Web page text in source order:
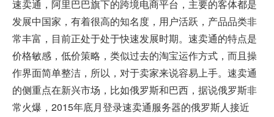
速卖通，阿里巴巴旗下的跨境电商平台，主要的客体都是
发展中国家，有着很高的知名度，用户活跃，产品品类非
常丰富，目前正处于处于快速发展时期。速卖通的特点是
价格敏感，低价策略，类似过去的淘宝运作方式，而且操
作界面简单整洁，所以，对于卖家来说容易上手。速卖通
的侧重点在新兴市场，比如俄罗斯和巴西，据说俄罗斯非
常火爆，2015年底月登录速卖通服务器的俄罗斯人接近